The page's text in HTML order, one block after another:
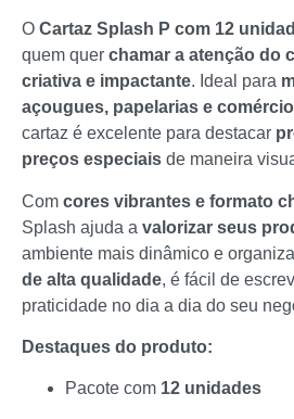
O Cartaz Splash P com 12
quem quer chamar a atenção do
criativa e impactante. Ideal para
açougues, papelarias e
cartaz é excelente para destacar
preços especiais de maneira
Com cores vibrantes e formato
Splash ajuda a valorizar seus
ambiente mais dinâmico e
de alta qualidade, é fácil de
praticidade no dia a dia do seu
Destaques do produto:
Pacote com 12 unidades